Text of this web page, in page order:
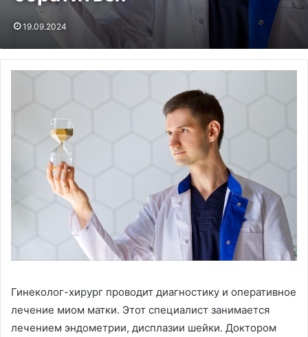
19.09.2024
Гинеколог-хирург проводит диагностику и оперативное
лечение миом матки. Этот специалист занимается
лечением эндометрии, дисплазии шейки. Доктором